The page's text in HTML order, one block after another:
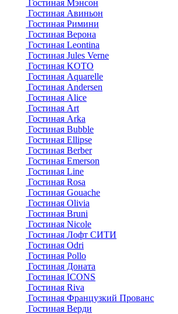
Гостиная Мэнсон
Гостиная Авиньон
Гостиная Римини
Гостиная Верона
Гостиная Leontina
Гостиная Jules Verne
Гостиная KOTO
Гостиная Aquarelle
Гостиная Andersen
Гостиная Alice
Гостиная Art
Гостиная Arka
Гостиная Bubble
Гостиная Ellipse
Гостиная Berber
Гостиная Emerson
Гостиная Line
Гостиная Rosa
Гостиная Gouache
Гостиная Olivia
Гостиная Bruni
Гостиная Nicole
Гостиная Лофт СИТИ
Гостиная Odri
Гостиная Pollo
Гостиная Доната
Гостиная ICONS
Гостиная Riva
Гостиная Французкий Прованс
Гостиная Верди